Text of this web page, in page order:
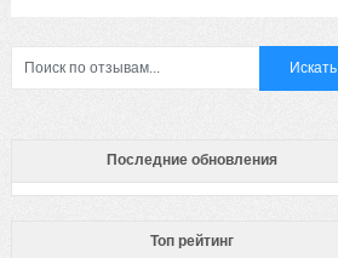
Последние обновления
Топ рейтинг